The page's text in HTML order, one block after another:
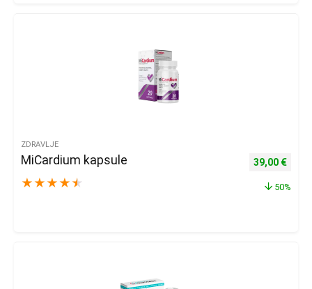
ZDRAVLJE
MiCardium kapsule
★ ★ ★ ★ ★
Izvorna
39,00 €
50%